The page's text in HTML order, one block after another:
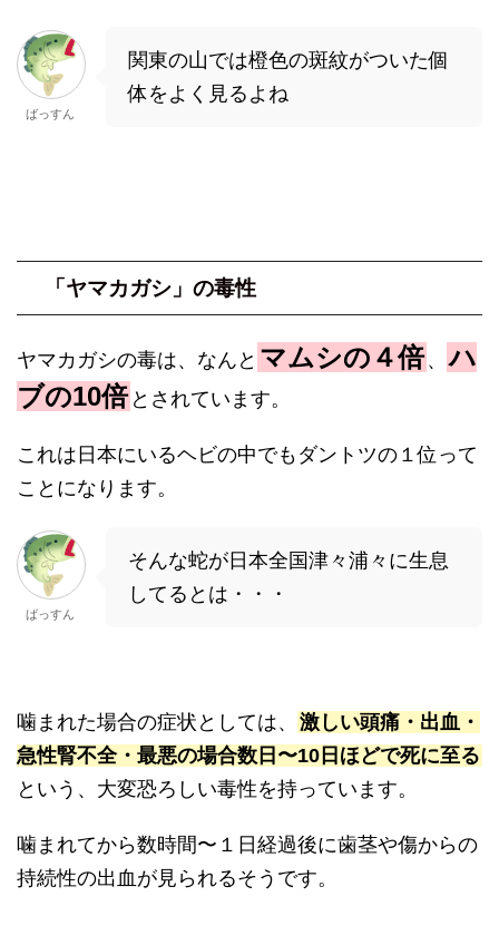
ばっすん
関東の山では橙色の斑紋がついた個
体をよく見るよね
「ヤマカガシ」の毒性
ヤマカガシの毒は、なんと マムシの４倍 、 ハ
ブの10倍 とされています。
これは日本にいるヘビの中でもダントツの１位って
ことになります。
ばっすん
そんな蛇が日本全国津々浦々に生息
してるとは・・・
噛まれた場合の症状としては、 激しい頭痛・出血・
急性腎不全・最悪の場合数日〜10日ほどで死に至る
という、大変恐ろしい毒性を持っています。
噛まれてから数時間〜１日経過後に歯茎や傷からの
持続性の出血が見られるそうです。